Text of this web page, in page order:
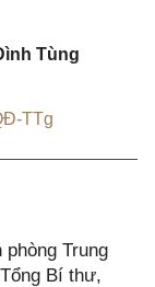
Tùng
TTg
phòng Trung
Bí thư,